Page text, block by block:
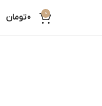
0
0تومان